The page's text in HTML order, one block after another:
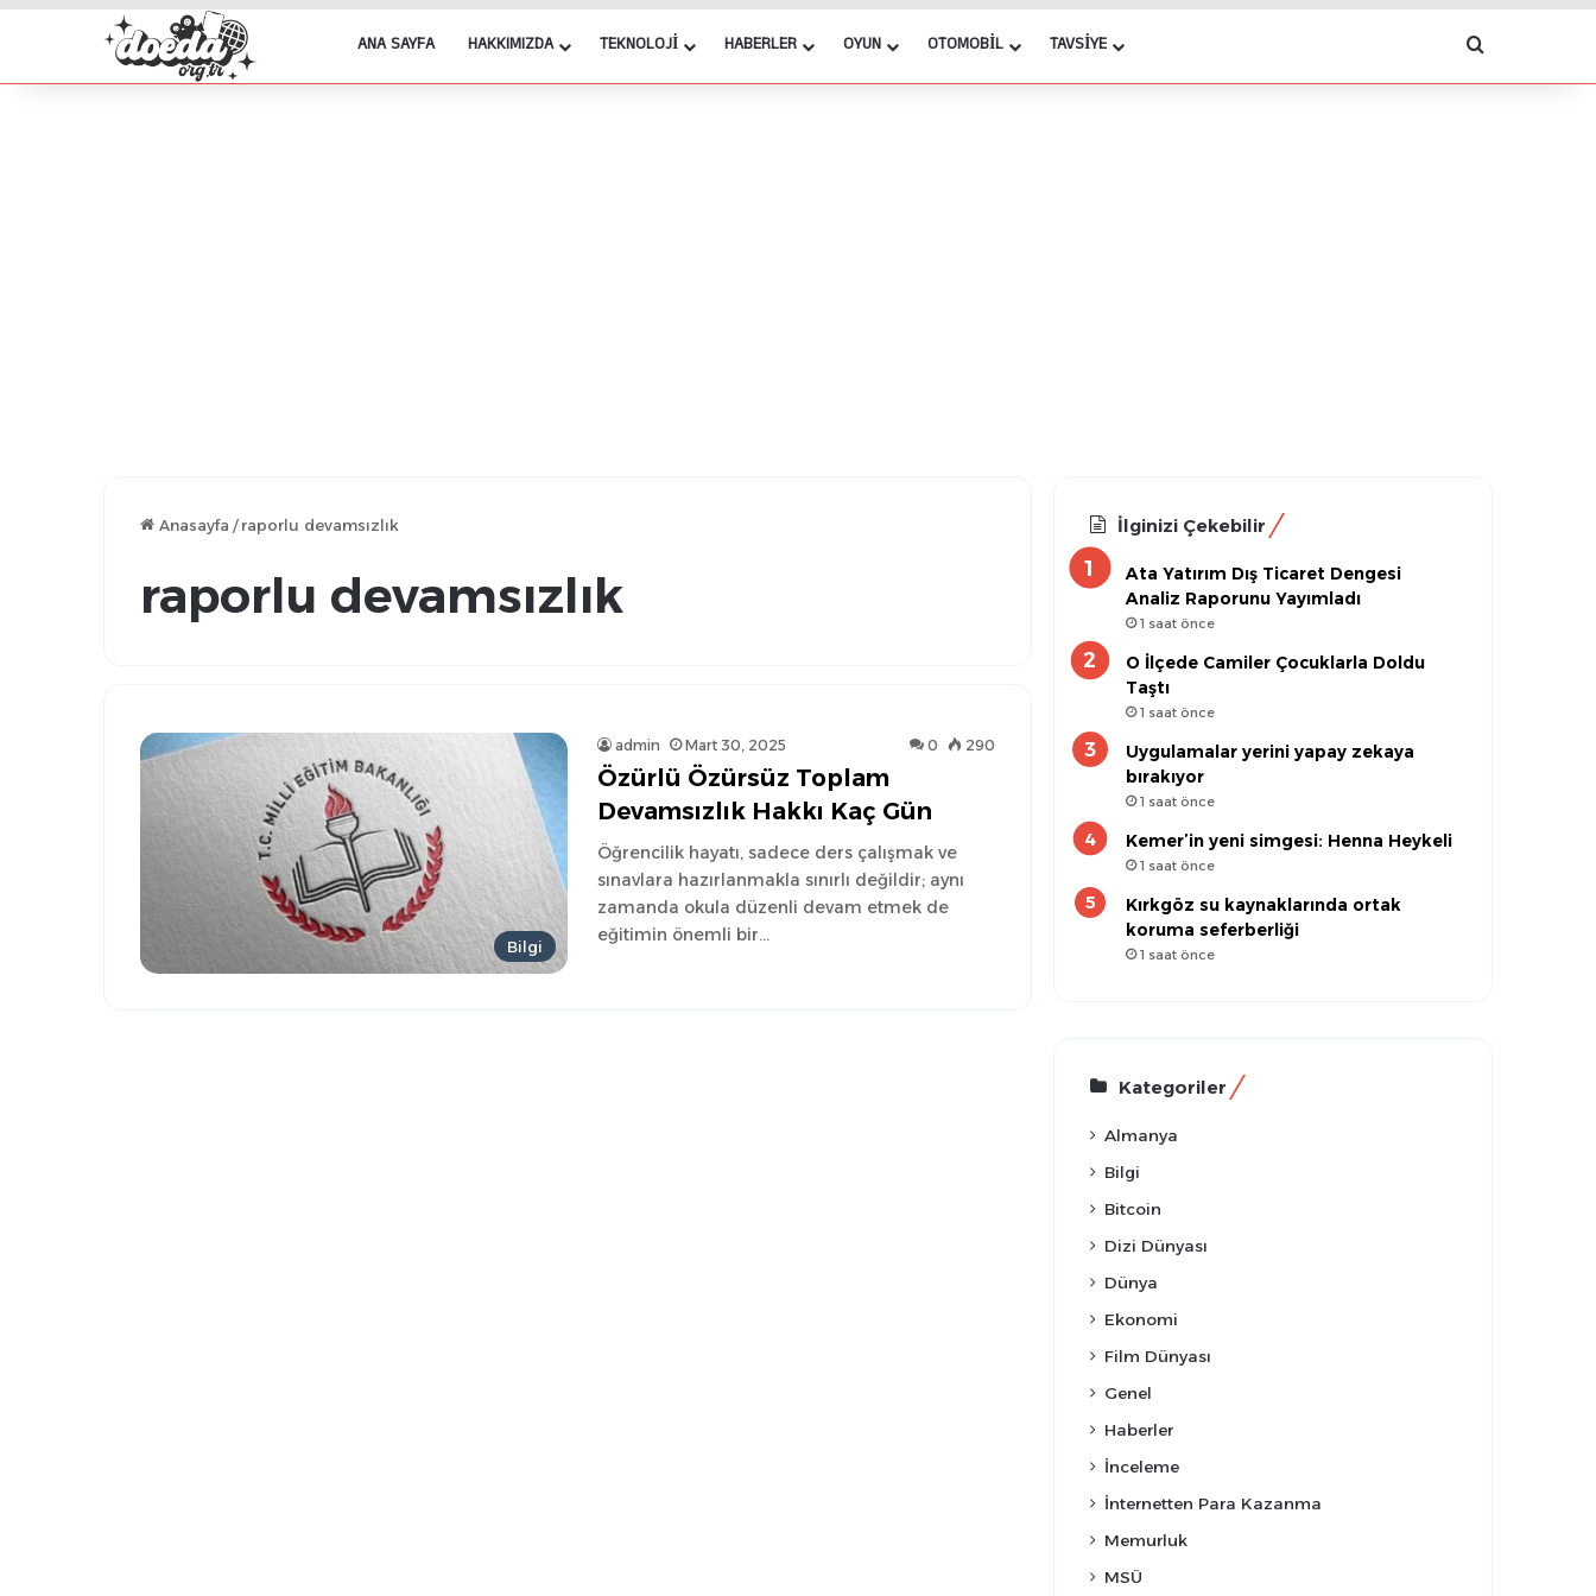
ANA SAYFA HAKKIMIZDA TEKNOLOJI HABERLER OYUN OTOMOBIL TAVSIYE Arama yap
Anasayfa / raporlu devamsızlık
raporlu devamsızlık
Bilgi
admin Mart 30, 2025 0 290
Özürlü Özürsüz Toplam
Devamsızlık Hakkı Kaç Gün
Öğrencilik hayatı, sadece ders çalışmak ve
sınavlara hazırlanmakla sınırlı değildir; aynı
zamanda okula düzenli devam etmek de
eğitimin önemli bir…
İlginizi Çekebilir
Ata Yatırım Dış Ticaret Dengesi
Analiz Raporunu Yayımladı
1 saat önce
O İlçede Camiler Çocuklarla Doldu
Taştı
1 saat önce
Uygulamalar yerini yapay zekaya
bırakıyor
1 saat önce
Kemer’in yeni simgesi: Henna Heykeli
1 saat önce
Kırkgöz su kaynaklarında ortak
koruma seferberliği
1 saat önce
Kategoriler
Almanya
Bilgi
Bitcoin
Dizi Dünyası
Dünya
Ekonomi
Film Dünyası
Genel
Haberler
İnceleme
İnternetten Para Kazanma
Memurluk
MSÜ